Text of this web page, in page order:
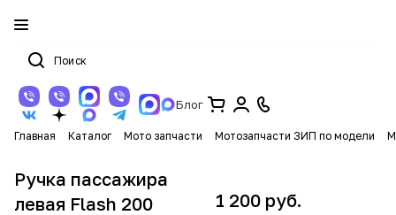
Блог
Главная Каталог Мото запчасти Мотозапчасти ЗИП по модели
Ручка пассажира
левая Flash 200
1 200 руб.